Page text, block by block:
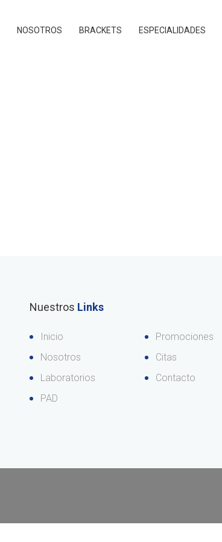
NOSOTROS BRACKETS ESPECIALIDADES
Nuestros Links
Inicio
Nosotros
Laboratorios
PAD
Promociones
Citas
Contacto